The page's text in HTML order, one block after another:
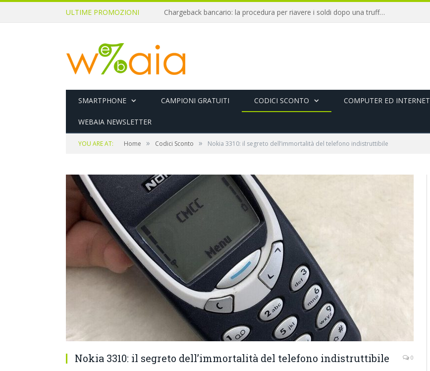
ULTIME PROMOZIONI Chargeback bancario: la procedura per riavere i soldi dopo una truffa online
SMARTPHONE CAMPIONI GRATUITI CODICI SCONTO COMPUTER ED INTERNET
WEBAIA NEWSLETTER
YOU ARE AT: Home » Codici Sconto » Nokia 3310: il segreto dell’immortalità del telefono indistruttibile
Nokia 3310: il segreto dell’immortalità del telefono indistruttibile 0